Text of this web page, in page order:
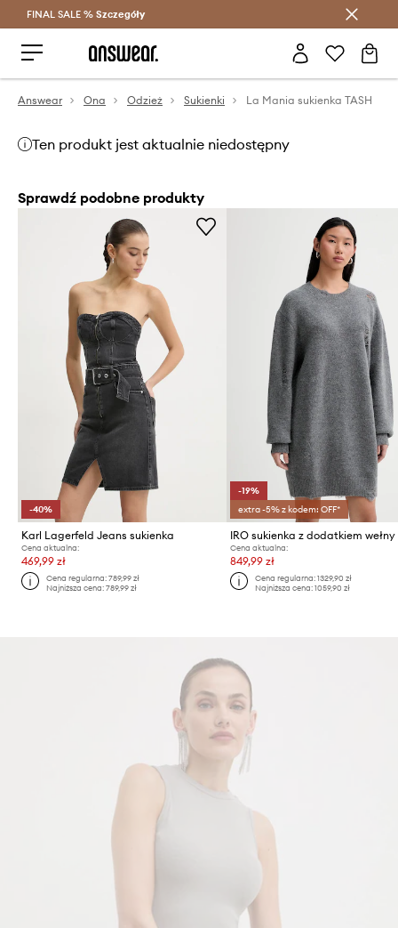
Oszczędzaj z Answear Club >
FINAL SALE % Szczegóły
Answear Ona Odzież Sukienki La Mania sukienka TASH
Ten produkt jest aktualnie niedostępny
Sprawdź podobne produkty
-40%
Karl Lagerfeld Jeans sukienka
Cena aktualna:
469,99 zł
Cena regularna:789,99 zł
Najniższa cena:789,99 zł
-19%
extra -5% z kodem: OFF*
Cena aktualna:
849,99 zł
Cena regularna: 1329,90 zł
Najniższa cena: 1059,90 zł